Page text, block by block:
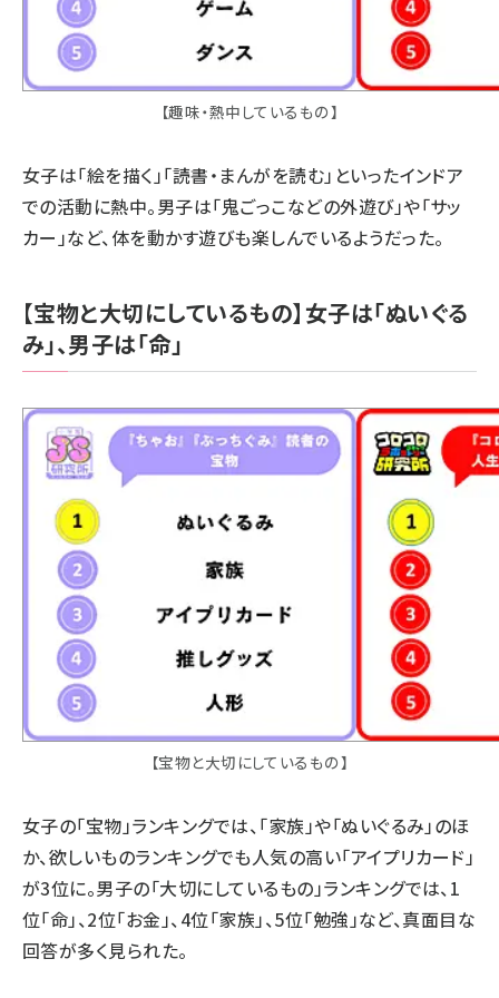
【趣味・熱中しているもの】
女子は「絵を描く」「読書・まんがを読む」といったインドア
での活動に熱中。男子は「鬼ごっこなどの外遊び」や「サッ
カー」など、体を動かす遊びも楽しんでいるようだった。
【宝物と大切にしているもの】女子は「ぬいぐる
み」、男子は「命」
【宝物と大切にしているもの】
女子の「宝物」ランキングでは、「家族」や「ぬいぐるみ」のほ
か、欲しいものランキングでも人気の高い「アイプリカード」
が3位に。男子の「大切にしているもの」ランキングでは、1
位「命」、2位「お金」、4位「家族」、5位「勉強」など、真面目な
回答が多く見られた。